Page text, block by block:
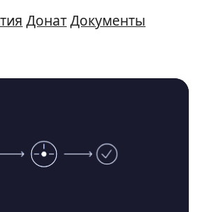
ДонатДокументы